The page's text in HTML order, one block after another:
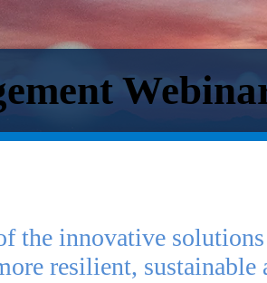
the innovative
resilient,